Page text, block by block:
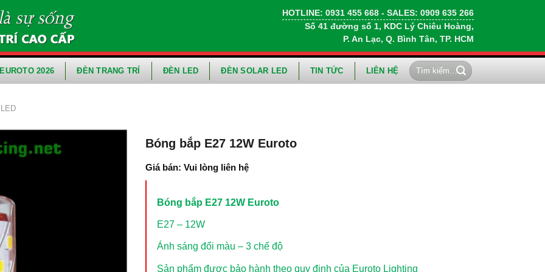
HOTLINE: 0931 455 668 - SALES: 0909 635 266
Số 41 đường số 1, KDC Lý Chiêu Hoàng,
P. An Lạc, Q. Bình Tân, TP. HCM
2026 ĐÈN TRANG TRÍ ĐÈN LED ĐÈN SOLAR LED TIN TỨC LIÊN HỆ
Tìm
kiếm:
Bóng bắp E27 12W Euroto
Giá bán: Vui lòng liên hệ
Bóng bắp E27 12W Euroto
E27 – 12W
Ánh sáng đổi màu – 3 chế độ
Sản phẩm được bảo hành theo quy định của Euroto Lighting